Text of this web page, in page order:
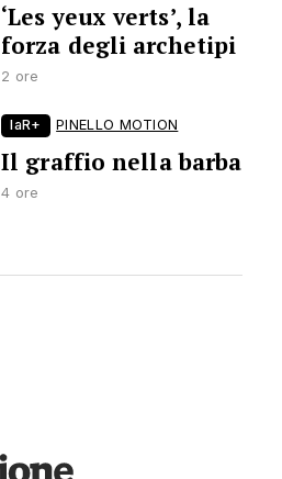
‘Les yeux verts’, la
forza degli archetipi
2 ore
laR+ PINELLO MOTION
Il graffio nella barba
4 ore